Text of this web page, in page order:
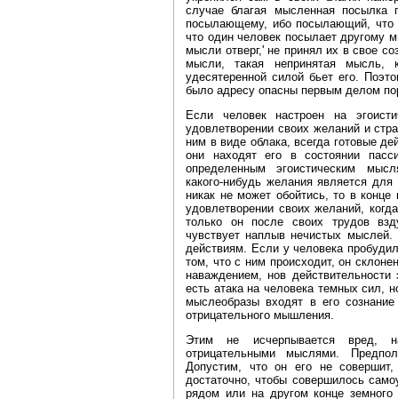
случае благая мысленная
посылающему, ибо посылающий, что
что один человек посылает другому
мысли отверг,' не принял их в свое
мысли, такая непринятая мысль,
удесятеренной силой бьет его.
было адресу опасны первым делом
Если человек настроен на
удовлетворении своих желаний и
ним в виде облака, всегда готовые
они находят его в состоянии
определенным эгоистическим
какого‑нибудь желания является
никак не может обойтись, то в
удовлетворении своих желаний,
только он после своих трудов
чувствует наплыв нечистых
действиям. Если у человека
том, что с ним происходит, он
наваждением, нов
есть атака на человека темных сил,
мыслеобразы входят в его
отрицательного мышления.
Этим не исчерпывается вред,
отрицательными мыслями.
Допустим, что он его не
достаточно, чтобы совершилось
рядом или на другом конце